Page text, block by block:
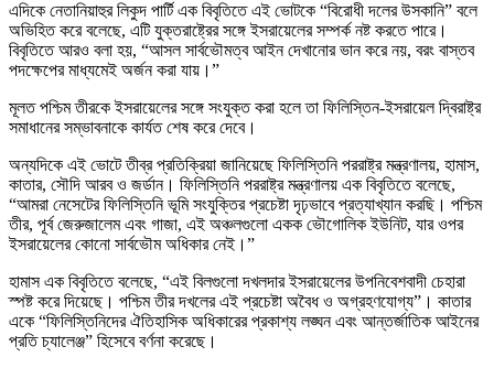
এদিকে নেতানিয়াহুর লিকুদ পার্টি এক বিবৃতিতে এই ভোটকে “বিরোধী দলের উসকানি” বলে
অভিহিত করে বলেছে, এটি যুক্তরাষ্ট্রের সঙ্গে ইসরায়েলের সম্পর্ক নষ্ট করতে পারে।
বিবৃতিতে আরও বলা হয়, “আসল সার্বভৌমত্ব আইন দেখানোর ভান করে নয়, বরং বাস্তব
পদক্ষেপের মাধ্যমেই অর্জন করা যায়।”
মূলত পশ্চিম তীরকে ইসরায়েলের সঙ্গে সংযুক্ত করা হলে তা ফিলিস্তিন-ইসরায়েল দ্বিরাষ্ট্র
সমাধানের সম্ভাবনাকে কার্যত শেষ করে দেবে।
অন্যদিকে এই ভোটে তীব্র প্রতিক্রিয়া জানিয়েছে ফিলিস্তিনি পররাষ্ট্র মন্ত্রণালয়, হামাস,
কাতার, সৌদি আরব ও জর্ডান। ফিলিস্তিনি পররাষ্ট্র মন্ত্রণালয় এক বিবৃতিতে বলেছে,
“আমরা নেসেটের ফিলিস্তিনি ভূমি সংযুক্তির প্রচেষ্টা দৃঢ়ভাবে প্রত্যাখ্যান করছি। পশ্চিম
তীর, পূর্ব জেরুজালেম এবং গাজা, এই অঞ্চলগুলো একক ভৌগোলিক ইউনিট, যার ওপর
ইসরায়েলের কোনো সার্বভৌম অধিকার নেই।”
হামাস এক বিবৃতিতে বলেছে, “এই বিলগুলো দখলদার ইসরায়েলের উপনিবেশবাদী চেহারা
স্পষ্ট করে দিয়েছে। পশ্চিম তীর দখলের এই প্রচেষ্টা অবৈধ ও অগ্রহণযোগ্য”। কাতার
একে “ফিলিস্তিনিদের ঐতিহাসিক অধিকারের প্রকাশ্য লঙ্ঘন এবং আন্তর্জাতিক আইনের
প্রতি চ্যালেঞ্জ” হিসেবে বর্ণনা করেছে।